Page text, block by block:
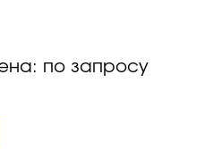
по запросу